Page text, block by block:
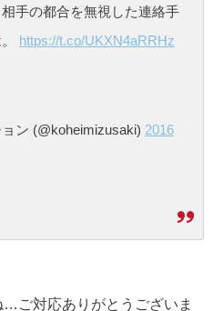
手の都合を無視した連絡手
https://t.co/UKXN4aRRHz
ン (@koheimizusaki) 2016
ご対応ありがとうございま